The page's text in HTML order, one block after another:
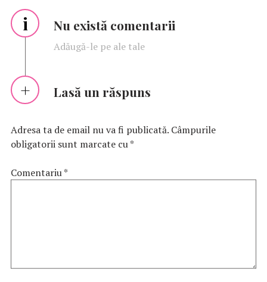
i Nu există comentarii
Adăugă-le pe ale tale
Lasă un răspuns
Adresa ta de email nu va fi publicată. Câmpurile
obligatorii sunt marcate cu*
Comentariu*